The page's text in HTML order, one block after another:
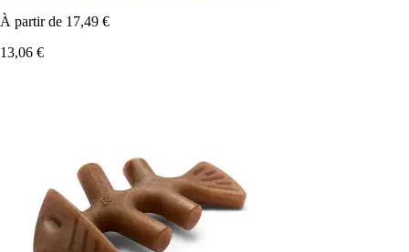
À partir de 17,49 €
13,06 €